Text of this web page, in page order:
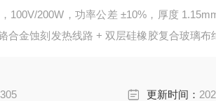
100V/200W，功率公差 ±10%，厚度
合金蚀刻发热线路 + 双层硅橡胶复合玻璃布
更新时间：